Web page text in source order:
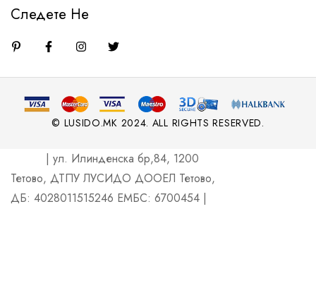
Следете Не
© LUSIDO.MK 2024. ALL RIGHTS RESERVED.
| ул. Илинденска бр,84, 1200
Тетово, ДТПУ ЛУСИДО ДООЕЛ Тетово,
ДБ: 4028011515246 ЕМБС: 6700454 |